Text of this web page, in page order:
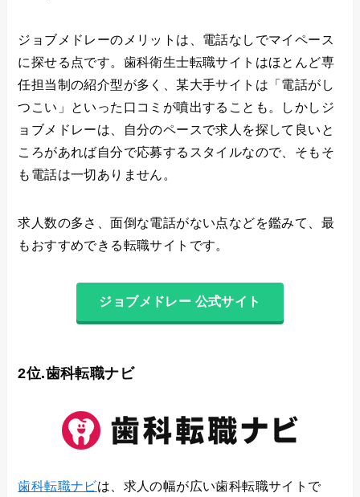
ジョブメドレーのメリットは、電話なしでマイペース
に探せる点です。歯科衛生士転職サイトはほとんど専
任担当制の紹介型が多く、某大手サイトは「電話がし
つこい」といった口コミが噴出することも。しかしジ
ョブメドレーは、自分のペースで求人を探して良いと
ころがあれば自分で応募するスタイルなので、そもそ
も電話は一切ありません。
求人数の多さ、面倒な電話がない点などを鑑みて、最
もおすすめできる転職サイトです。
ジョブメドレー 公式サイト
2位.歯科転職ナビ
歯科転職ナビは、求人の幅が広い歯科転職サイトで